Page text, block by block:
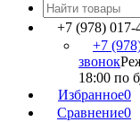
+7 (978) 017-
+7
звонок
18:00 по
Избранное0
Сравнение0